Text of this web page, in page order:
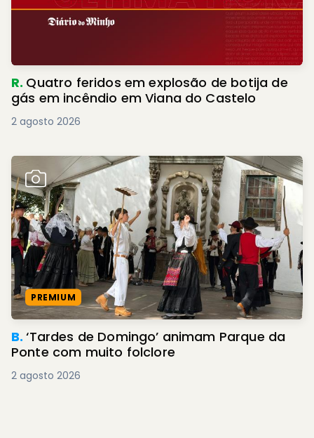
R. Quatro feridos em explosão de botija de
gás em incêndio em Viana do Castelo
2 agosto 2026
PREMIUM
B.‘Tardes de Domingo’ animam Parque da
Ponte com muito folclore
2 agosto 2026